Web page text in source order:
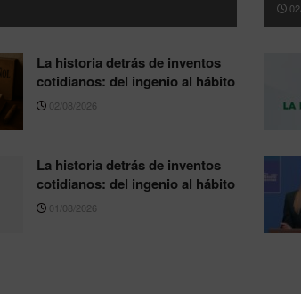
La historia detrás de inventos
cotidianos: del ingenio al hábito
02/08/2026
La historia detrás de inventos
cotidianos: del ingenio al hábito
01/08/2026